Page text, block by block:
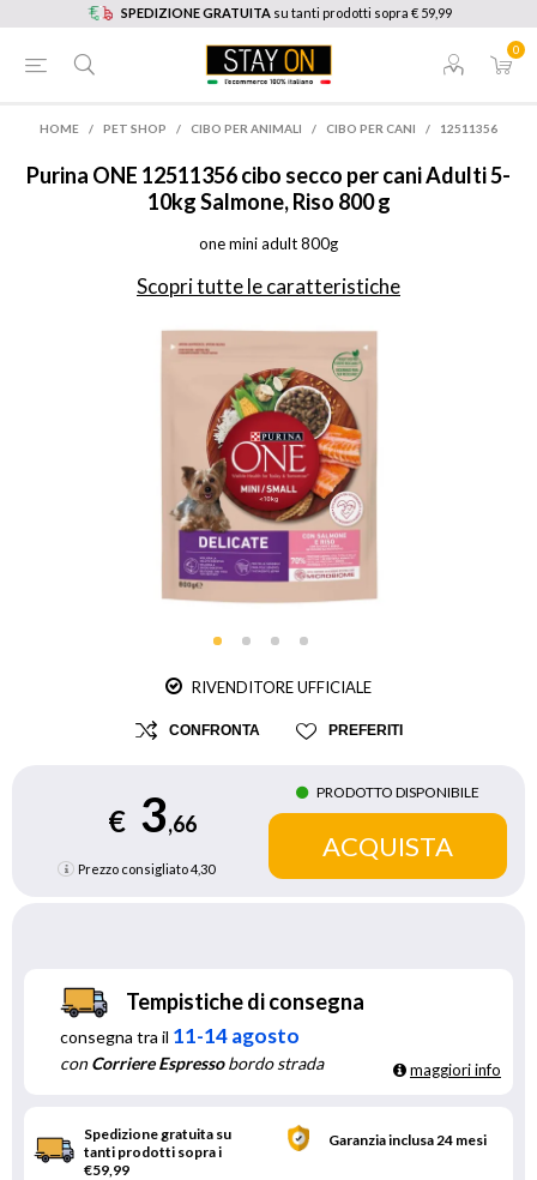
SPEDIZIONE GRATUITA su tanti prodotti sopra € 59,99
0
HOME / PET SHOP / CIBO PER ANIMALI / CIBO PER CANI / 12511356
Purina ONE 12511356 cibo secco per cani Adulti 5-
10kg Salmone, Riso 800 g
one mini adult 800g
Scopri tutte le caratteristiche
RIVENDITORE UFFICIALE
CONFRONTA PREFERITI
€ 3,66
Prezzo consigliato4,30
PRODOTTO DISPONIBILE
Tempistiche di consegna
consegna tra il 11-14 agosto
conCorriere Espressobordo strada maggiori info
Spedizione gratuita su
tanti prodotti sopra i
€59,99
Garanzia inclusa 24 mesi